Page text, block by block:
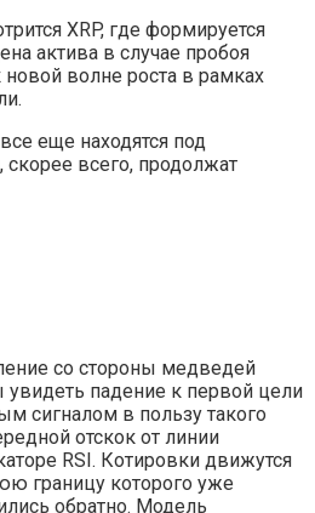
XRP, где формируется
актива в случае пробоя
новой волне роста в рамках
еще находятся под
всего, продолжат
со стороны медведей
увидеть падение к первой цели
сигналом в пользу такого
отскок от линии
RSI. Котировки движутся
границу которого уже
обратно. Модель